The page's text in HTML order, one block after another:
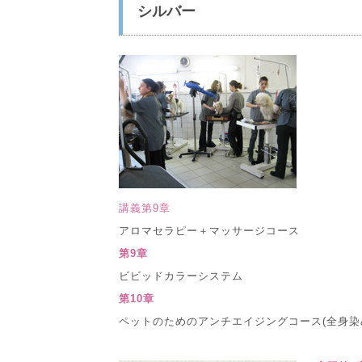
シルバー
講義第9章
アロマセラピー＋マッサージコース
第9章
ビビッドカラーシステム
第10章
ペットのためのアンチエイジングコース(全身